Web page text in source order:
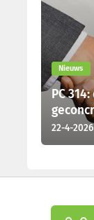
Nieuws
PC
22-4-2026